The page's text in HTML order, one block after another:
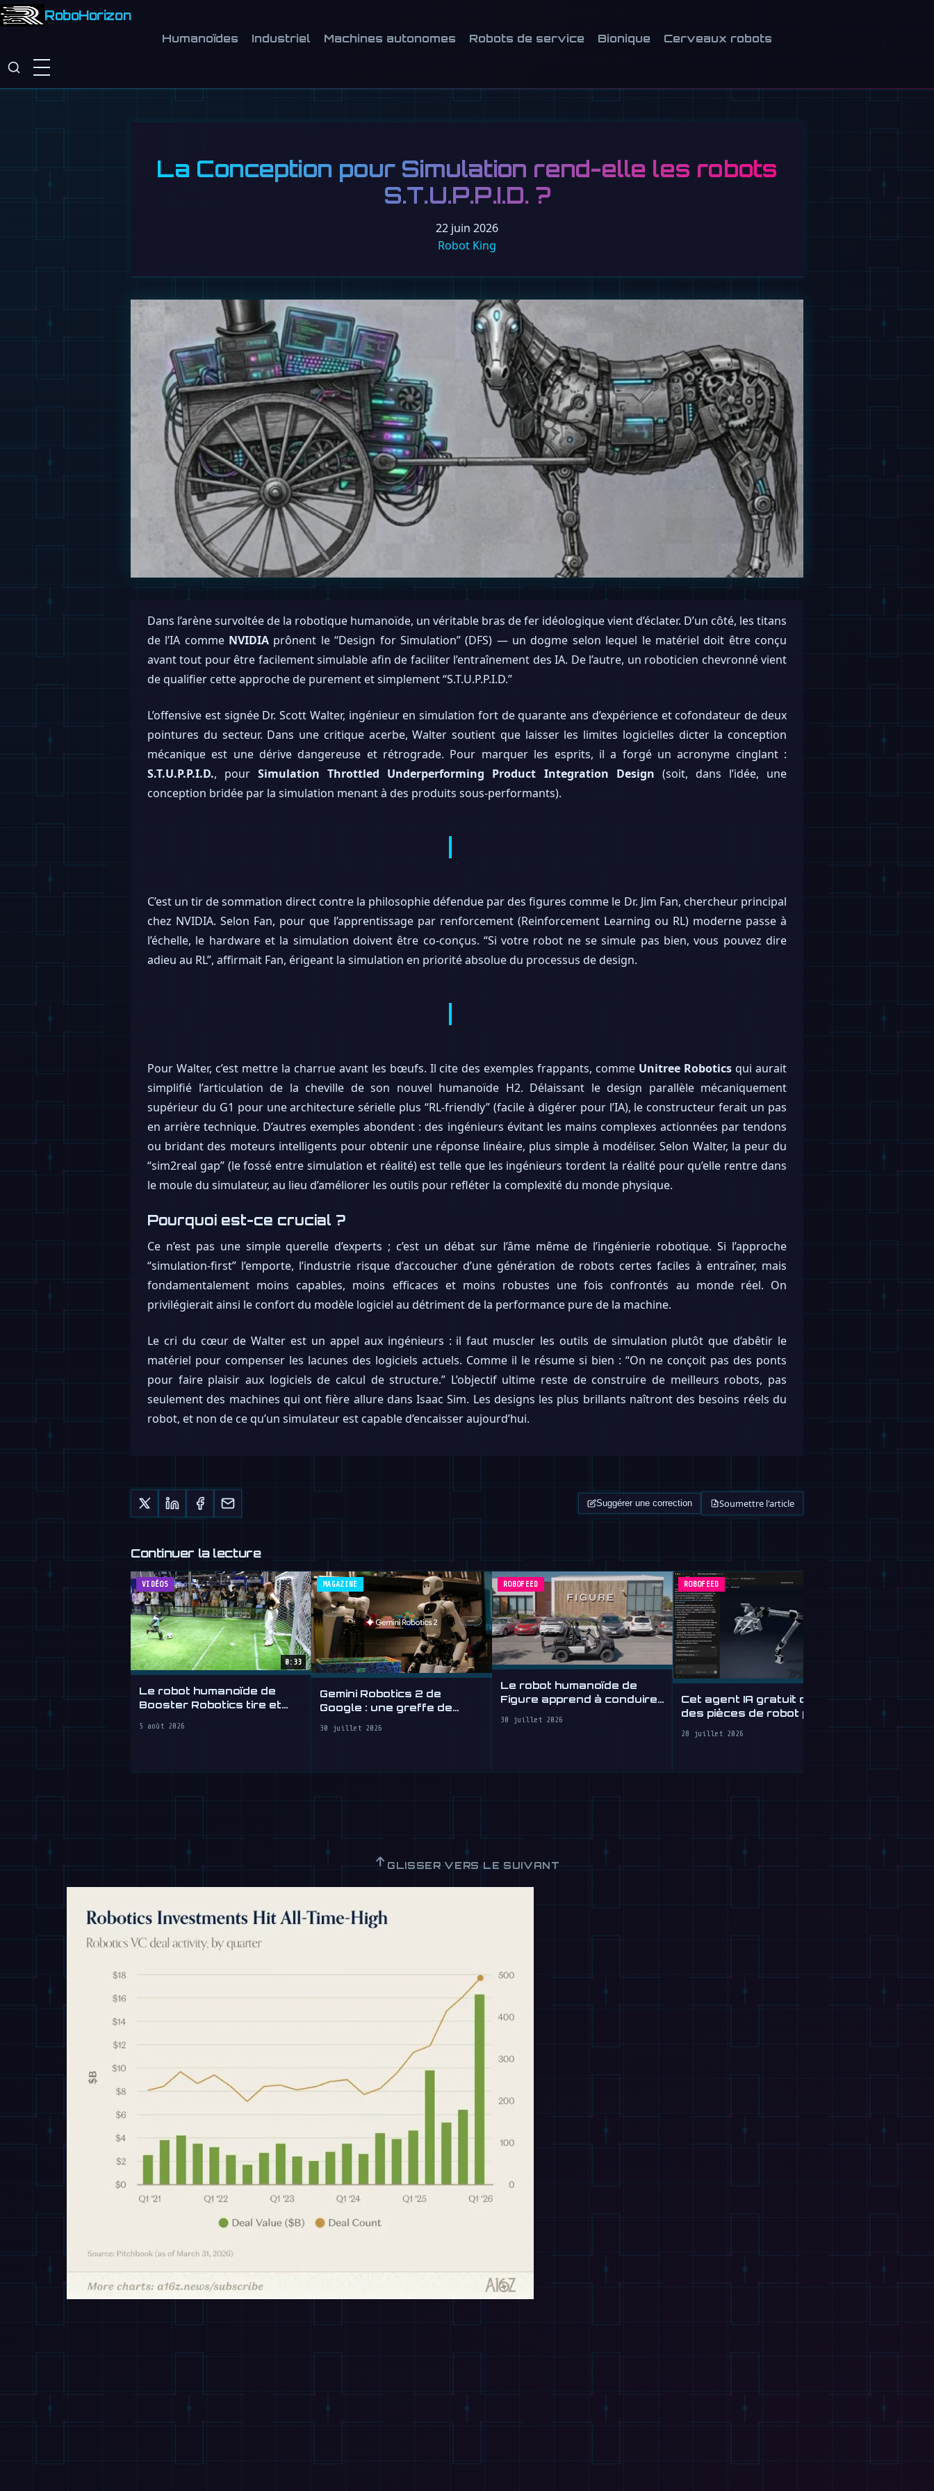
RoboHorizon
Humanoïdes Industriel Machines autonomes Robots de service Bionique Cerveaux robots
La Conception pour Simulation rend-elle les robots
S.T.U.P.P.I.D. ?
22 juin 2026
Robot King
Dans l’arène survoltée de la robotique humanoïde, un véritable bras de fer idéologique vient d’éclater. D’un côté, les titans
de l’IA comme NVIDIA prônent le “Design for Simulation” (DFS) — un dogme selon lequel le matériel doit être conçu
avant tout pour être facilement simulable afin de faciliter l’entraînement des IA. De l’autre, un roboticien chevronné vient
de qualifier cette approche de purement et simplement “S.T.U.P.P.I.D.”
L’offensive est signée Dr. Scott Walter, ingénieur en simulation fort de quarante ans d’expérience et cofondateur de deux
pointures du secteur. Dans une critique acerbe, Walter soutient que laisser les limites logicielles dicter la conception
mécanique est une dérive dangereuse et rétrograde. Pour marquer les esprits, il a forgé un acronyme cinglant :
S.T.U.P.P.I.D., pourSimulation Throttled Underperforming Product Integration Design (soit, dans l’idée, une
conception bridée par la simulation menant à des produits sous-performants).
C’est un tir de sommation direct contre la philosophie défendue par des figures comme le Dr. Jim Fan, chercheur principal
chez NVIDIA. Selon Fan, pour que l’apprentissage par renforcement (Reinforcement Learning ou RL) moderne passe à
l’échelle, le hardware et la simulation doivent être co-conçus. “Si votre robot ne se simule pas bien, vous pouvez dire
adieu au RL”, affirmait Fan, érigeant la simulation en priorité absolue du processus de design.
Pour Walter, c’est mettre la charrue avant les bœufs. Il cite des exemples frappants, comme Unitree Robotics qui aurait
simplifié l’articulation de la cheville de son nouvel humanoïde H2. Délaissant le design parallèle mécaniquement
supérieur du G1 pour une architecture sérielle plus “RL-friendly” (facile à digérer pour l’IA), le constructeur ferait un pas
en arrière technique. D’autres exemples abondent : des ingénieurs évitant les mains complexes actionnées par tendons
ou bridant des moteurs intelligents pour obtenir une réponse linéaire, plus simple à modéliser. Selon Walter, la peur du
“sim2real gap” (le fossé entre simulation et réalité) est telle que les ingénieurs tordent la réalité pour qu’elle rentre dans
le moule du simulateur, au lieu d’améliorer les outils pour refléter la complexité du monde physique.
Pourquoi est-ce crucial ?
Ce n’est pas une simple querelle d’experts ; c’est un débat sur l’âme même de l’ingénierie robotique. Si l’approche
“simulation-first” l’emporte, l’industrie risque d’accoucher d’une génération de robots certes faciles à entraîner, mais
fondamentalement moins capables, moins efficaces et moins robustes une fois confrontés au monde réel. On
privilégierait ainsi le confort du modèle logiciel au détriment de la performance pure de la machine.
Le cri du cœur de Walter est un appel aux ingénieurs : il faut muscler les outils de simulation plutôt que d’abêtir le
matériel pour compenser les lacunes des logiciels actuels. Comme il le résume si bien : “On ne conçoit pas des ponts
pour faire plaisir aux logiciels de calcul de structure.” L’objectif ultime reste de construire de meilleurs robots, pas
seulement des machines qui ont fière allure dans Isaac Sim. Les designs les plus brillants naîtront des besoins réels du
robot, et non de ce qu’un simulateur est capable d’encaisser aujourd’hui.
Suggérer une correction Soumettre l'article
Continuer la lecture
VIDÉOS
0:33
Le robot humanoïde de
Booster Robotics tire et
5 août 2026
MAGAZINE
Gemini Robotics 2 de
Google : une greffe de
30 juillet 2026
ROBOFEED
Le robot humanoïde de
Figure apprend à conduire,
30 juillet 2026
ROBOFEED
Cet agent IA gratuit conçoit
des pièces de robot par
28 juillet 2026
$30/Hour
↑ GLISSER VERS LE SUIVANT